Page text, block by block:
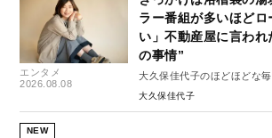
エンタメ
2026.08.08
ラー番組が多いほどロ
い」不動産屋に言わ
の事情”
大久保佳代子のほどほどな
大久保佳代子
NEW